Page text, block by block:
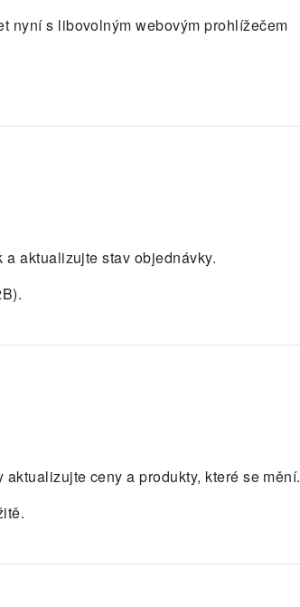
nyní s libovolným webovým prohlížečem
aktualizujte stav objednávky.
ceny a produkty, které se mění.